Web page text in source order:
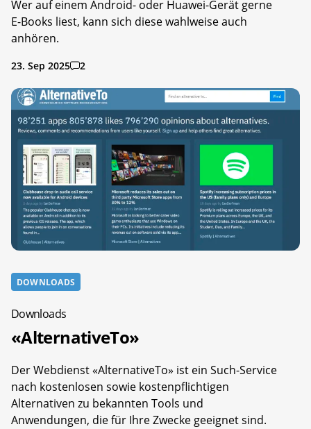
Wer auf einem Android- oder Huawei-Gerät gerne
E-Books liest, kann sich diese wahlweise auch
anhören.
23. Sep 2025 2
DOWNLOADS
Downloads
«AlternativeTo»
Der Webdienst «AlternativeTo» ist ein Such-Service
nach kostenlosen sowie kostenpflichtigen
Alternativen zu bekannten Tools und
Anwendungen, die für Ihre Zwecke geeignet sind.